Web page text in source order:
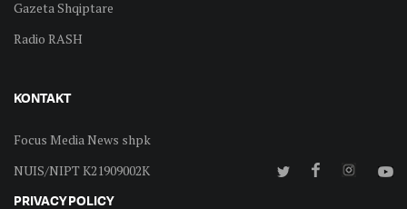
Gazeta Shqiptare
Radio RASH
KONTAKT
Focus Media News shpk
NUIS/NIPT K21909002K
PRIVACY POLICY